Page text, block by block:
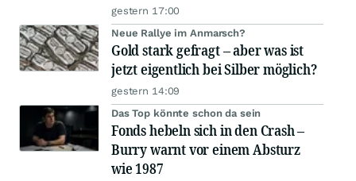
gestern 17:00
Neue Rallye im Anmarsch?
Gold stark gefragt – aber was ist
jetzt eigentlich bei Silber möglich?
gestern 14:09
Das Top könnte schon da sein
Fonds hebeln sich in den Crash –
Burry warnt vor einem Absturz
wie 1987